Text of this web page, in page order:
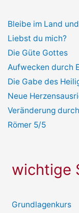
Bleibe im Land
Liebst du mich?
Die Güte Gottes
Aufwecken durch
Die Gabe des
Neue
Veränderung
Römer 5/5
wichtige
Grundlagenkurs